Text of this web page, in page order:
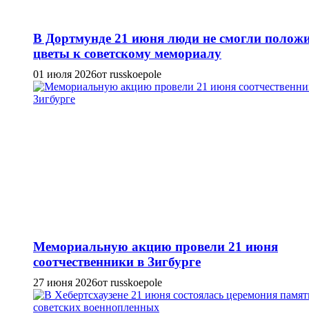
В Дортмунде 21 июня люди не смогли
цветы к советскому мемориалу
01 июля 2026от russkoepole
Мемориальную акцию провели 21 июня
соотчественники в Зигбурге
27 июня 2026от russkoepole